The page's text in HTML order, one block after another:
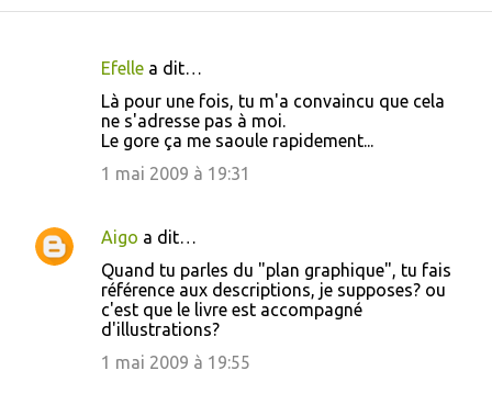
n
t
Efelle a dit…
Là pour une fois, tu m'a convaincu que cela
ne s'adresse pas à moi.
Le gore ça me saoule rapidement...
1 mai 2009 à 19:31
Aigo a dit…
Quand tu parles du "plan graphique", tu fais
référence aux descriptions, je supposes? ou
c'est que le livre est accompagné
d'illustrations?
1 mai 2009 à 19:55